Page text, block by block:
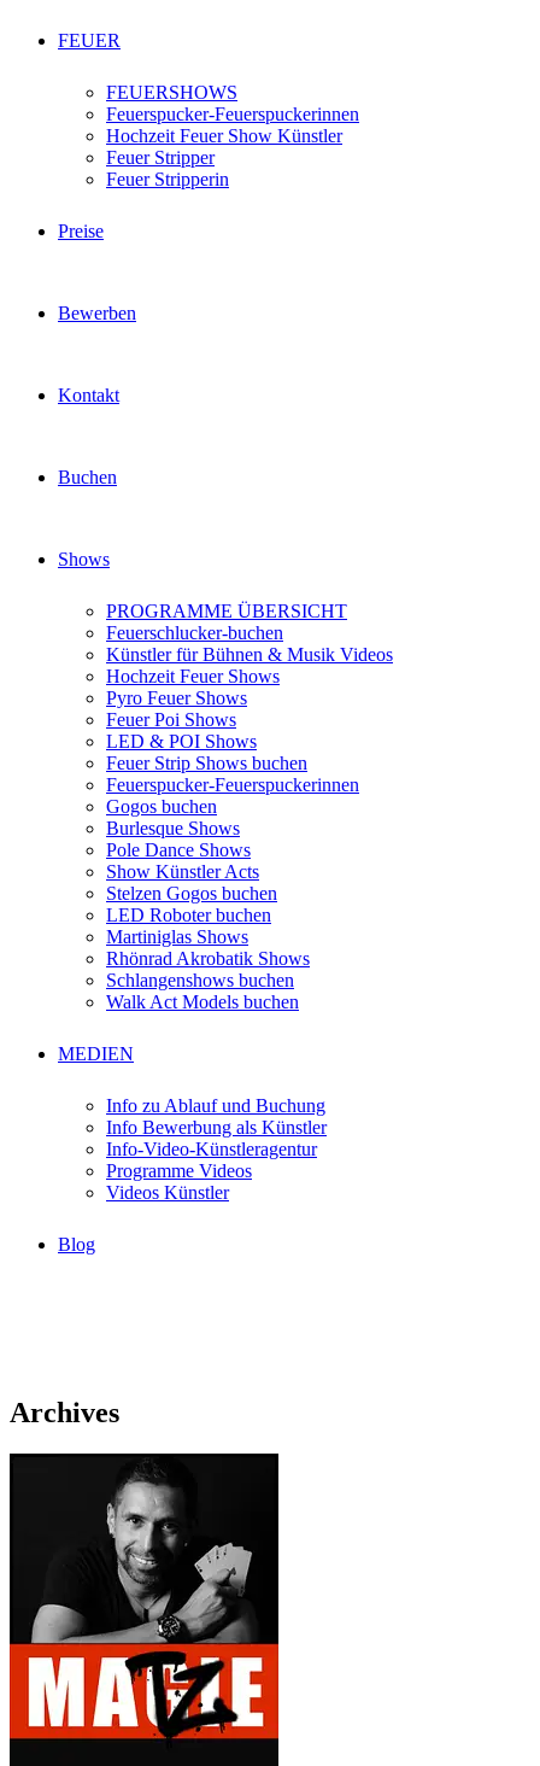
FEUER
FEUERSHOWS
Feuerspucker-Feuerspuckerinnen
Hochzeit Feuer Show Künstler
Feuer Stripper
Feuer Stripperin
Preise
Bewerben
Kontakt
Buchen
Shows
PROGRAMME ÜBERSICHT
Feuerschlucker-buchen
Künstler für Bühnen & Musik Videos
Hochzeit Feuer Shows
Pyro Feuer Shows
Feuer Poi Shows
LED & POI Shows
Feuer Strip Shows buchen
Feuerspucker-Feuerspuckerinnen
Gogos buchen
Burlesque Shows
Pole Dance Shows
Show Künstler Acts
Stelzen Gogos buchen
LED Roboter buchen
Martiniglas Shows
Rhönrad Akrobatik Shows
Schlangenshows buchen
Walk Act Models buchen
MEDIEN
Info zu Ablauf und Buchung
Info Bewerbung als Künstler
Info-Video-Künstleragentur
Programme Videos
Videos Künstler
Blog
Archives